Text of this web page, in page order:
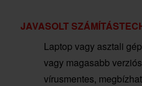
JAVASOLT
Laptop vagy asztali
vagy magasabb
vírusmentes,